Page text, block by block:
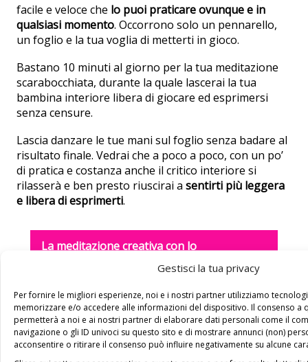
Gestisci la tua privacy
Per fornire le migliori esperienze, noi e i nostri partner utilizziamo
memorizzare e/o accedere alle informazioni del dispositivo. Il consenso a
permetterà a noi e ai nostri partner di elaborare dati personali come il
navigazione o gli ID univoci su questo sito e di mostrare annunci (non)
acconsentire o ritirare il consenso può influire negativamente su alcune
facile e veloce che lo puoi praticare ovunque e in
qualsiasi momento. Occorrono solo un pennarello,
un foglio e la tua voglia di metterti in gioco.
Bastano 10 minuti al giorno per la tua meditazione
scarabocchiata, durante la quale lascerai la tua
bambina interiore libera di giocare ed esprimersi
senza censure.
Lascia danzare le tue mani sul foglio senza badare al
risultato finale. Vedrai che a poco a poco, con un po’
di pratica e costanza anche il critico interiore si
rilasserà e ben presto riuscirai a sentirti più leggera
e libera di esprimerti.
La meditazione creativa con lo
Scarabocchio Alchemico è semplice e allo
stesso tempo potentissima.
Può diventare una sana abitudine quotidiana oppure
puoi utilizzarla quando ne senti la necessità: